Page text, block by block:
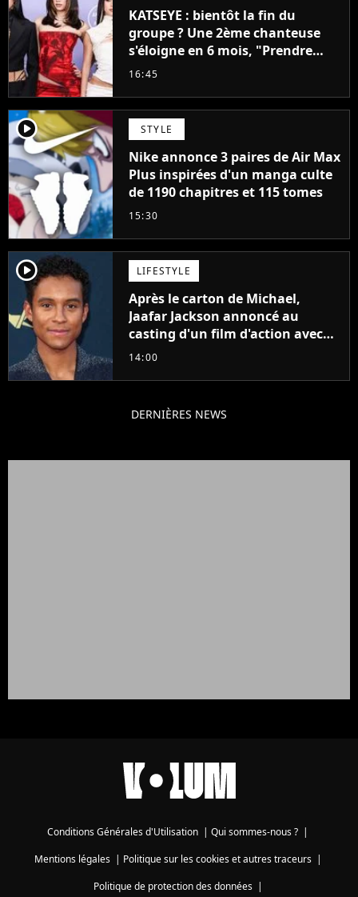
KATSEYE : bientôt la fin du
groupe ? Une 2ème chanteuse
s'éloigne en 6 mois, "Prendre
cette décision n’a pas été facile"
16:45
player2 STYLE
Nike annonce 3 paires de Air Max
Plus inspirées d'un manga culte
de 1190 chapitres et 115 tomes
15:30
player2 LIFESTYLE
Après le carton de Michael,
Jaafar Jackson annoncé au
casting d'un film d'action avec
Will Smith
14:00
DERNIÈRES NEWS
Conditions Générales d'Utilisation | Qui sommes-nous ? |
Mentions légales| Politique sur les cookies et autres traceurs|
Politique de protection des données|